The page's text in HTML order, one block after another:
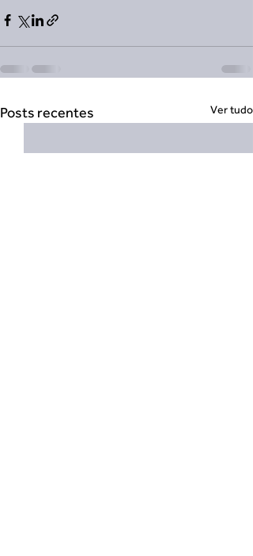
Posts recentes Ver tudo